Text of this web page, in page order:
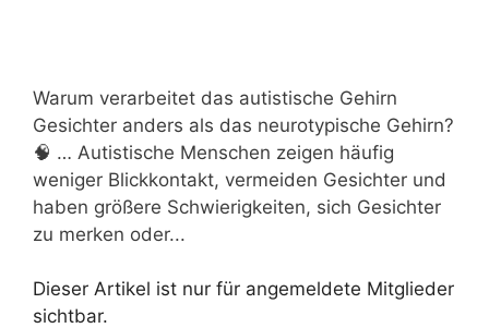
Warum verarbeitet das autistische Gehirn
Gesichter anders als das neurotypische Gehirn?
🧠 … Autistische Menschen zeigen häufig
weniger Blickkontakt, vermeiden Gesichter und
haben größere Schwierigkeiten, sich Gesichter
zu merken oder...
Dieser Artikel ist nur für angemeldete Mitglieder
sichtbar.